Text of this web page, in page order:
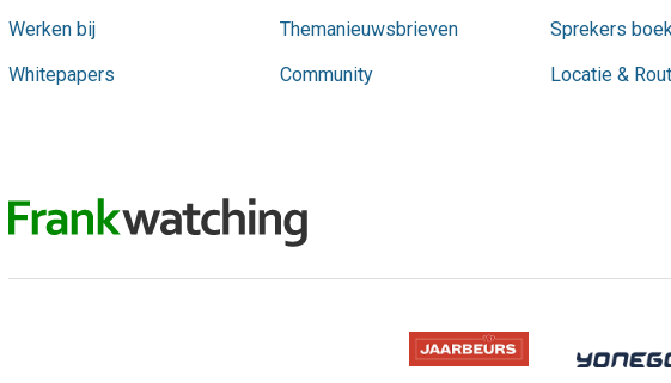
Werken bij
Whitepapers
Themanieuwsbrieven
Community
Sprekers
Locatie &